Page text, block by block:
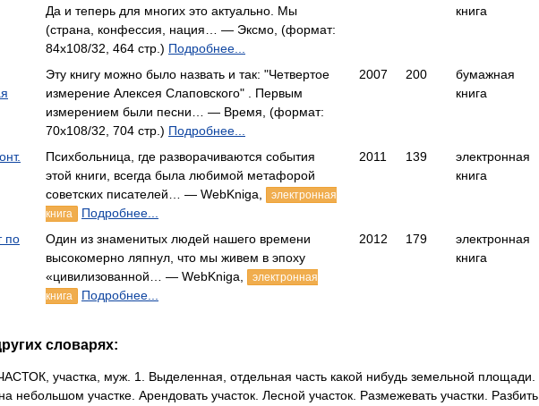
Да и теперь для многих это актуально. Мы
(страна, конфессия, нация… — Эксмо, (формат:
84x108/32, 464 стр.) Подробнее...
книга
Эту книгу можно было назвать и так: "Четвертое
измерение Алексея Слаповского" . Первым
измерением были песни… — Время, (формат:
70x108/32, 704 стр.) Подробнее...
2007 200
бумажная
книга
Психбольница, где разворачиваются события
этой книги, всегда была любимой метафорой
советских писателей… — WebKniga,
электронная
книга
Подробнее...
2011 139
электронная
книга
по
Один из знаменитых людей нашего времени
высокомерно ляпнул, что мы живем в эпоху
«цивилизованной… — WebKniga,
электронная
книга
Подробнее...
2012 179
электронная
книга
словарях:
участка, муж. 1. Выделенная, отдельная часть какой нибудь земельной площади.
небольшом участке. Арендовать участок. Лесной участок. Размежевать участки. Разбить